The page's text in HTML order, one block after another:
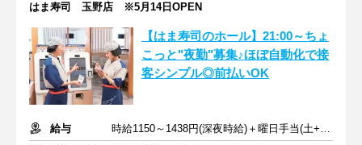
はま寿司 玉野店 ※5月14日OPEN
【はま寿司のホール】21:00～ちょ
こっと"夜勤"募集♪ほぼ自動化で接
客シンプル◎前払いOK
給与
時給1150～1438円(深夜時給)＋曜日手当(土+70円、日祝+100円)